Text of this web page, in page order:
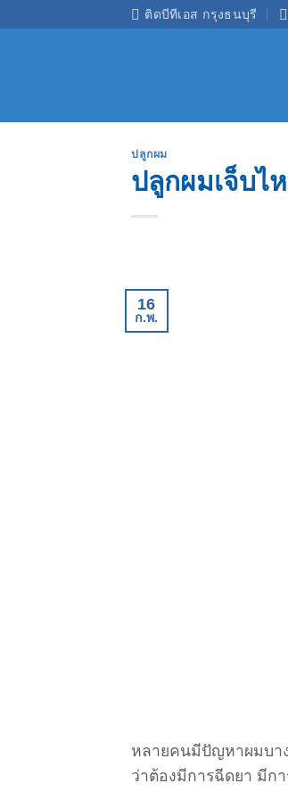
ติดบีทีเอส กรุงธนบุรี
ปลูกผม
ปลูกผมเจ็บไ
16
ก.พ.
หลายคนมีปัญหาผมบา
ว่าต้องมีการฉีดยา มีก